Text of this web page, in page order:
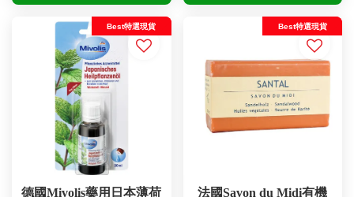
Best特選現貨
德國Mivolis藥用日本薄荷
Best特選現貨
法國Savon du Midi有機